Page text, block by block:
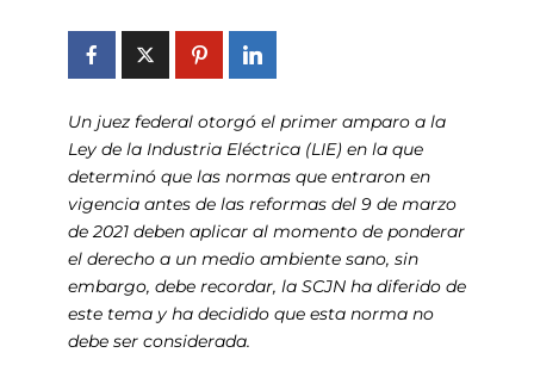
Un juez federal otorgó el primer amparo a la
Ley de la Industria Eléctrica (LIE) en la que
determinó que las normas que entraron en
vigencia antes de las reformas del 9 de marzo
de 2021 deben aplicar al momento de ponderar
el derecho a un medio ambiente sano, sin
embargo, debe recordar, la SCJN ha diferido de
este tema y ha decidido que esta norma no
debe ser considerada.